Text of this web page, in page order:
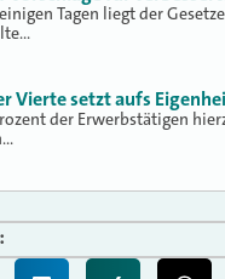
Tagen liegt der
Vierte setzt aufs
der Erwerbstätigen